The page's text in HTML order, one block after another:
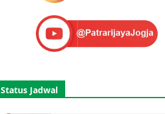
Status Jadwal